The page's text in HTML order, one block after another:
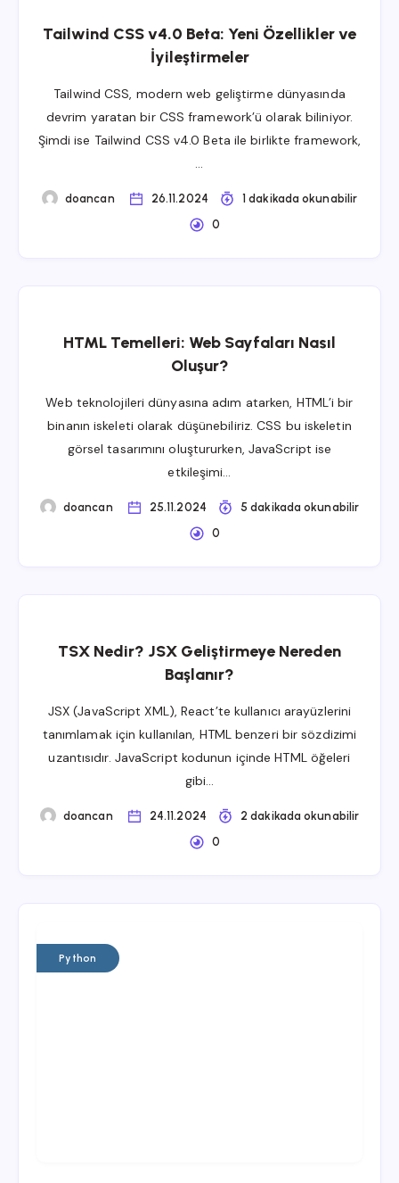
Tailwind CSS v4.0 Beta: Yeni Özellikler ve
İyileştirmeler
Tailwind CSS, modern web geliştirme dünyasında
devrim yaratan bir CSS framework’ü olarak biliniyor.
Şimdi ise Tailwind CSS v4.0 Beta ile birlikte framework,
…
doancan 26.11.2024
1 dakikada okunabilir
0
HTML Temelleri: Web Sayfaları Nasıl
Oluşur?
Web teknolojileri dünyasına adım atarken, HTML’i bir
binanın iskeleti olarak düşünebiliriz. CSS bu iskeletin
görsel tasarımını oluştururken, JavaScript ise
etkileşimi…
doancan 25.11.2024
5 dakikada okunabilir
0
TSX Nedir? JSX Geliştirmeye Nereden
Başlanır?
JSX (JavaScript XML), React’te kullanıcı arayüzlerini
tanımlamak için kullanılan, HTML benzeri bir sözdizimi
uzantısıdır. JavaScript kodunun içinde HTML öğeleri
gibi…
doancan 24.11.2024
2 dakikada okunabilir
0
Python